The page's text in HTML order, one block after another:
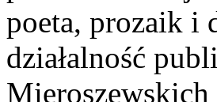
poeta, prozaik i
działalność